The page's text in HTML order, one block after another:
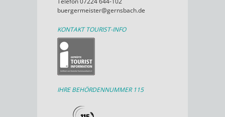
buergermeister@gernsbach.de
KONTAKT TOURIST-INFO
IHRE BEHÖRDENNUMMER 115